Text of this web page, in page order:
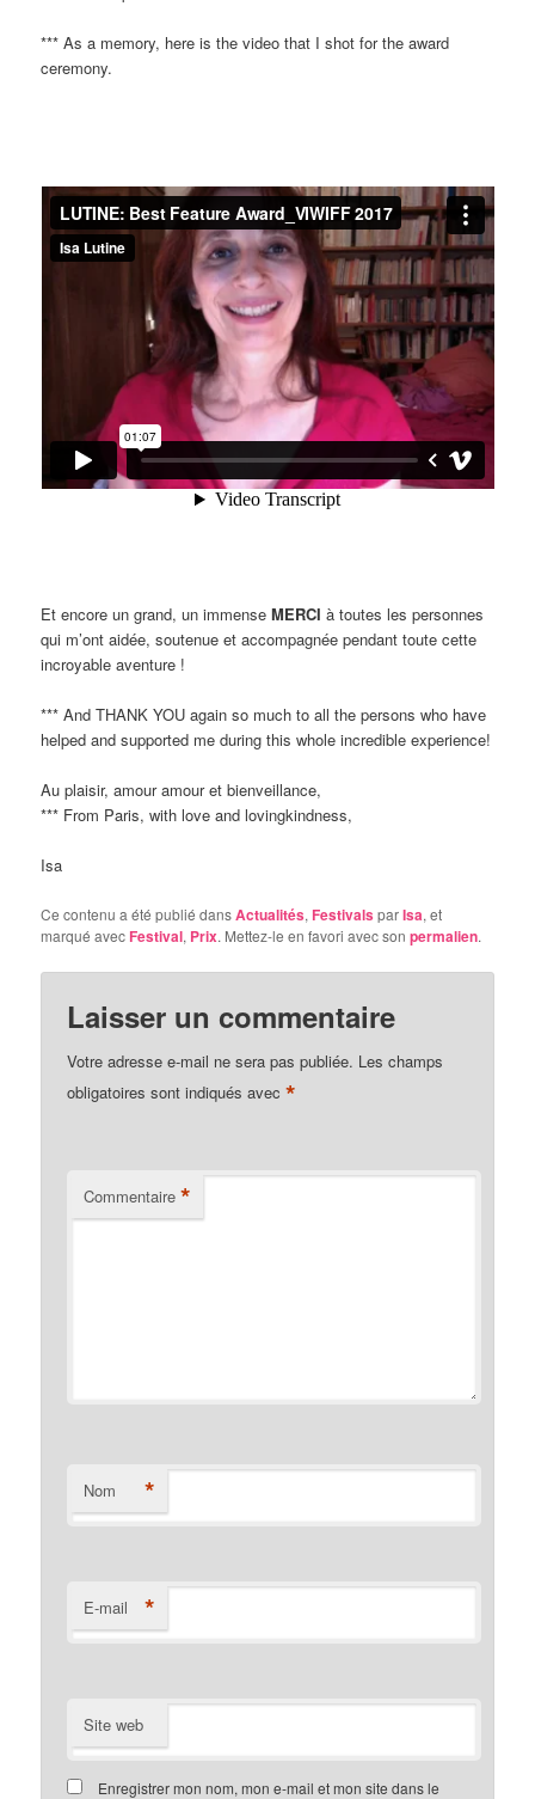
*** As a memory, here is the video that I shot for the award
ceremony.
Et encore un grand, un immenseMERCI à toutes les personnes
qui m’ont aidée, soutenue et accompagnée pendant toute cette
incroyable aventure !
*** And THANK YOU again so much to all the persons who have
helped and supported me during this whole incredible experience!
Au plaisir, amour amour et bienveillance,
*** From Paris, with love and lovingkindness,
Isa
Ce contenu a été publié dansActualités,FestivalsparIsa, et
marqué avecFestival, Prix. Mettez-le en favori avec sonpermalien.
Laisser un commentaire
Votre adresse e-mail ne sera pas publiée. Les champs
obligatoires sont indiqués avec*
Commentaire *
Nom *
E-mail *
Site web
Enregistrer mon nom, mon e-mail et mon site dans le